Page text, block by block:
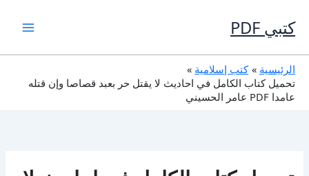
إلى
المحتوى
كتبي PDF
الرئيسية
كتب إسلامية
تحميل كتاب الكامل في احاديث لا يقتل حر بعبد قصاصا وإن قتله
عامدا PDF عامر الحسيني